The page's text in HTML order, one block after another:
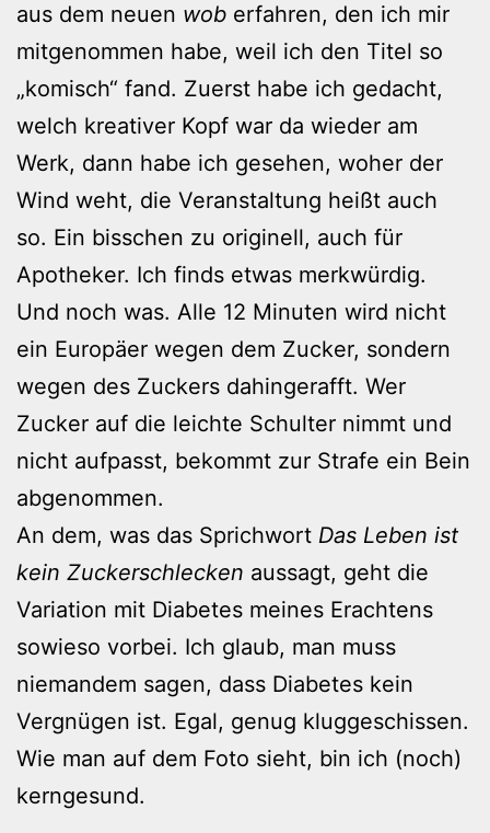
aus dem neuen wob erfahren, den ich mir
mitgenommen habe, weil ich den Titel so
„komisch“ fand. Zuerst habe ich gedacht,
welch kreativer Kopf war da wieder am
Werk, dann habe ich gesehen, woher der
Wind weht, die Veranstaltung heißt auch
so. Ein bisschen zu originell, auch für
Apotheker. Ich finds etwas merkwürdig.
Und noch was. Alle 12 Minuten wird nicht
ein Europäer wegen dem Zucker, sondern
wegen des Zuckers dahingerafft. Wer
Zucker auf die leichte Schulter nimmt und
nicht aufpasst, bekommt zur Strafe ein Bein
abgenommen.
An dem, was das Sprichwort Das Leben ist
kein Zuckerschlecken aussagt, geht die
Variation mit Diabetes meines Erachtens
sowieso vorbei. Ich glaub, man muss
niemandem sagen, dass Diabetes kein
Vergnügen ist. Egal, genug kluggeschissen.
Wie man auf dem Foto sieht, bin ich (noch)
kerngesund.